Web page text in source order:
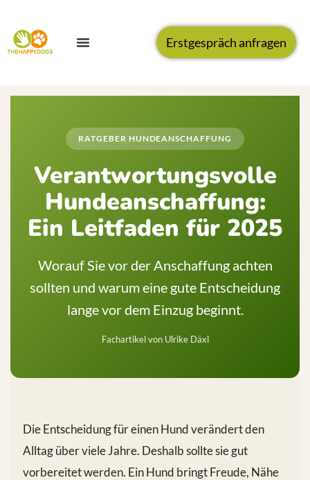
Erstgespräch anfragen
RATGEBER HUNDEANSCHAFFUNG
Verantwortungsvolle
Hundeanschaffung:
Ein Leitfaden für 2025
Worauf Sie vor der Anschaffung achten
sollten und warum eine gute Entscheidung
lange vor dem Einzug beginnt.
Fachartikel von Ulrike Däxl
Die Entscheidung für einen Hund verändert den
Alltag über viele Jahre. Deshalb sollte sie gut
vorbereitet werden. Ein Hund bringt Freude, Nähe